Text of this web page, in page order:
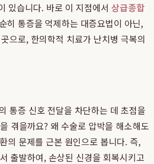
있습니다. 바로 이 지점에서 상급종합
히 통증을 억제하는 대증요법이 아닌,
으로, 한의학적 치료가 난치병 극복의
통증 신호 전달을 차단하는 데 초점을
겪을까요? 왜 수술로 압박을 해소해도
의 문제를 근본 원인으로 봅니다. 즉,
출발하여, 손상된 신경을 회복시키고